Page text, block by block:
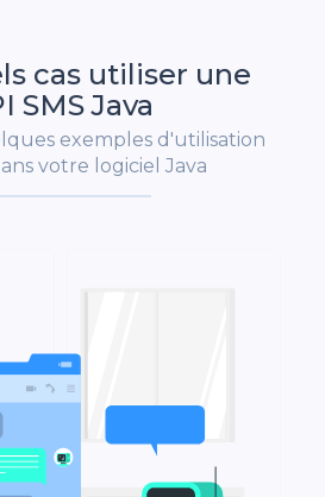
cas utiliser une
SMS Java
exemples d'utilisation
votre logiciel Java